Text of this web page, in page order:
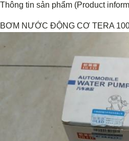
Thông tin sản phẩm (Product
BƠM NƯỚC ĐỘNG CƠ TERA